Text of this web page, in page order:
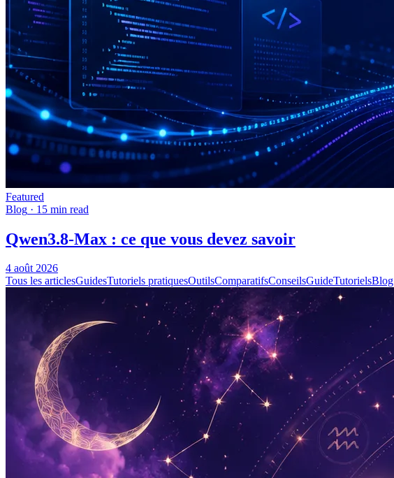
Featured
Blog · 15 min read
Qwen3.8-Max : ce que vous devez savoir
4 août 2026
Tous les articlesGuidesTutoriels pratiquesOutilsComparatifsConseilsGuideTutorielsBlog